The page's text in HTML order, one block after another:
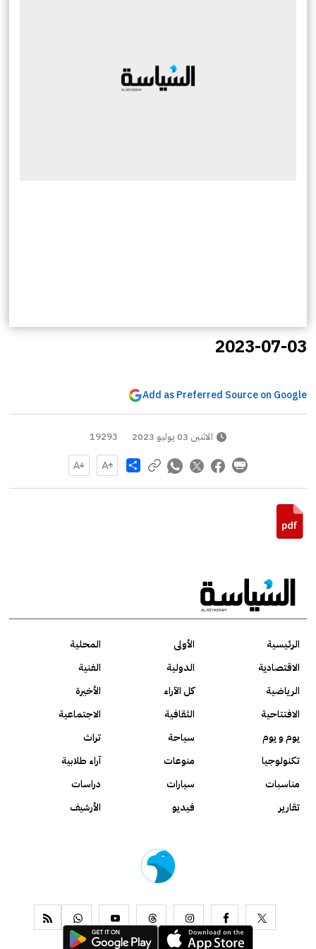
2023-07-03
Add as Preferred Source on Google
الاثنين 03 يوليو 2023 19293
Share
الرئيسية الأولى
المحلية
الاقتصادية
الدولية
الفنية
الرياضية
كل الآراء
الأخيرة
الافتتاحية
الثقافية
الاجتماعية
يوم و يوم
سياحة
تراث
تكنولوجيا
منوعات
آراء طلابية
مناسبات
سيارات
دراسات
تقارير
فيديو الأرشيف